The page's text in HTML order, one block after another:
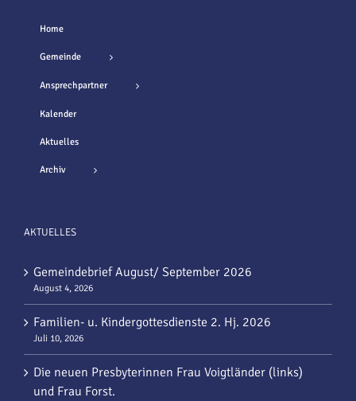
Home
Gemeinde
Ansprechpartner
Kalender
Aktuelles
Archiv
AKTUELLES
Gemeindebrief August/ September 2026
August 4, 2026
Familien- u. Kindergottesdienste 2. Hj. 2026
Juli 10, 2026
Die neuen Presbyterinnen Frau Voigtländer (links)
und Frau Forst.